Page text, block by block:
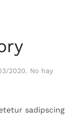
2020. No hay
sadipscing